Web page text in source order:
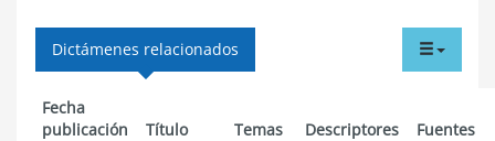
menu
Dictámenes relacionados
Fecha
publicación
Título Temas Descriptores
Fuentes